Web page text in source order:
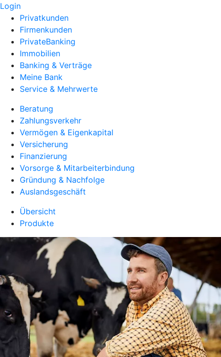
Login
Privatkunden
Firmenkunden
PrivateBanking
Immobilien
Banking & Verträge
Meine Bank
Service & Mehrwerte
Beratung
Zahlungsverkehr
Vermögen & Eigenkapital
Versicherung
Finanzierung
Vorsorge & Mitarbeiterbindung
Gründung & Nachfolge
Auslandsgeschäft
Übersicht
Produkte